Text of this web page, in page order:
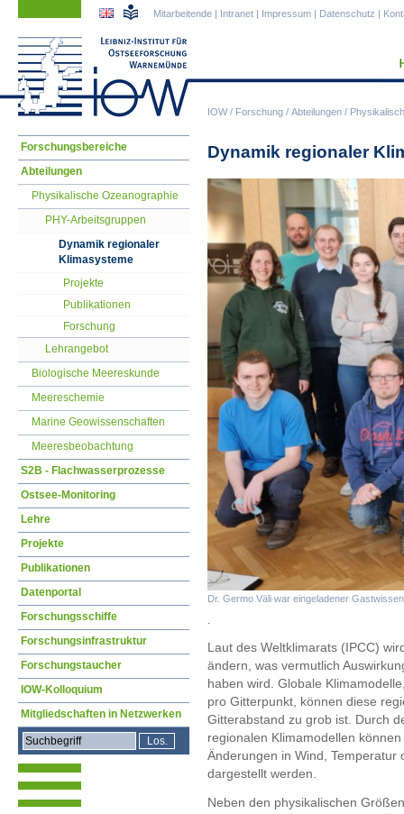
IOW/ Forschung / Abteilungen /
Mitarbeitende | Intranet | Impressum | Datenschutz |
Dynamik regionaler
Dr. Germo Väli war eingeladener
Laut des Weltklimarats (IPCC)
ändern, was vermutlich
haben wird. Globale
pro Gitterpunkt, können diese
Gitterabstand zu grob ist. Durch
regionalen Klimamodellen
Änderungen in Wind, Temperatur
dargestellt werden.
Neben den physikalischen
Navigation
überspringen
Forschungsbereiche
Abteilungen
Physikalische Ozeanographie
PHY-Arbeitsgruppen
Dynamik regionaler
Klimasysteme
Projekte
Publikationen
Forschung
Lehrangebot
Biologische Meereskunde
Meereschemie
Marine Geowissenschaften
Meeresbeobachtung
S2B - Flachwasserprozesse
Ostsee-Monitoring
Lehre
Projekte
Publikationen
Datenportal
Forschungsschiffe
Forschungsinfrastruktur
Forschungstaucher
IOW-Kolloquium
Mitgliedschaften in Netzwerken